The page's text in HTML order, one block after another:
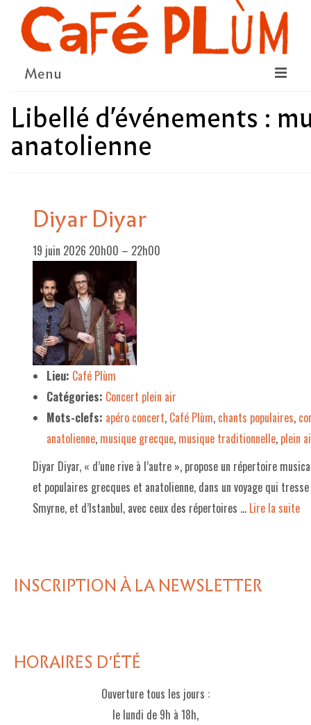
Menu
LE PROJET
LA COOPÉRATIVE & L’ASSO
LE PROGRAMME
DÉTAIL DES ÉVÉNEMENTS
LA SAISON CULTURELLE
AMI·ES ARTISTES
LE PROJET DE TERRITOIRE
LE CAFÉ/RESTO
LES FORMULES
LA CARTE
LA LIBRAIRIE
UNE LIBRAIRIE INDÉPENDANTE
Libellé d'événements :
anatolienne
Diyar Diyar
19 juin 2026 20h00 – 22h00
Lieu: Café Plùm
Catégories: Concert plein air
Mots-clefs: apéro concert, Café Plùm, chants populaires,
anatolienne, musique grecque, musique traditionnelle, plein
Diyar Diyar, « d’une rive à l’autre », propose un répertoire
et populaires grecques et anatolienne, dans un voyage qui
Smyrne, et d’Istanbul, avec ceux des répertoires … Lire la suite­­
INSCRIPTION À LA NEWSLETTER
HORAIRES D'ÉTÉ
Ouverture tous les jours :
le lundi de 9h à 18h,